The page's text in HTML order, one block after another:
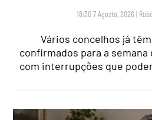
18:30 7 Agosto, 2026 |
Vários concelhos já
confirmados para a semana
com interrupções que